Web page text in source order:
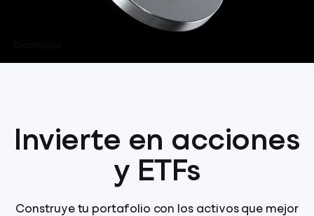
Invierte en acciones
y ETFs
Construye tu portafolio con los activos que mejor